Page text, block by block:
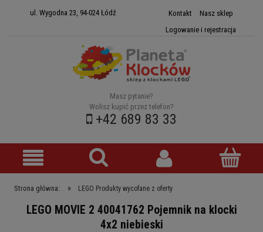
ul. Wygodna 23, 94-024 Łódź Kontakt
Nasz sklep
Logowanie i rejestracja
Masz pytanie?
Wolisz kupić przez telefon?
+42 689 83 33
Strona główna: » LEGO Produkty wycofane z oferty
LEGO MOVIE 2 40041762 Pojemnik na klocki
4x2 niebieski